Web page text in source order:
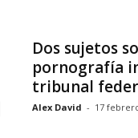
Dos sujetos
pornografía
tribunal
Alex David - 17